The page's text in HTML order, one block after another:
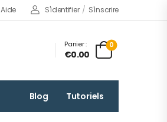
Aide S'identifier / S'inscrire
Panier :
€0.00
0
Blog
Tutoriels